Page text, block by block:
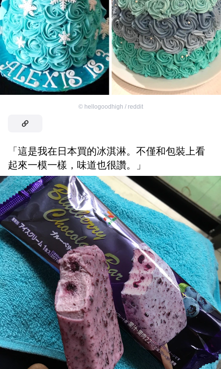
© hellogoodhigh / reddit
「這是我在日本買的冰淇淋。不僅和包裝上看
起來一模一樣，味道也很讚。」